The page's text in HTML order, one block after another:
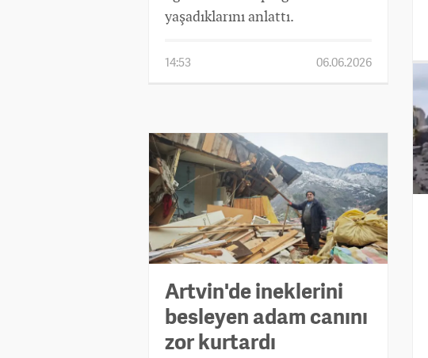
yaşadıklarını anlattı.
14:53 06.06.2026
Artvin'de ineklerini
besleyen adam canını
zor kurtardı